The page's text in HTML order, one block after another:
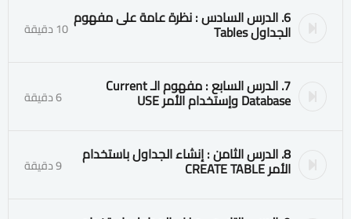
6. الدرس السادس : نظرة عامة على مفهوم
الجداول Tables 10 دقيقة
7. الدرس السابع : مفهوم الـ Current
Database وإستخدام الأمر USE 6 دقيقة
8. الدرس الثامن : إنشاء الجداول باستخدام
الأمر CREATE TABLE 9 دقيقة